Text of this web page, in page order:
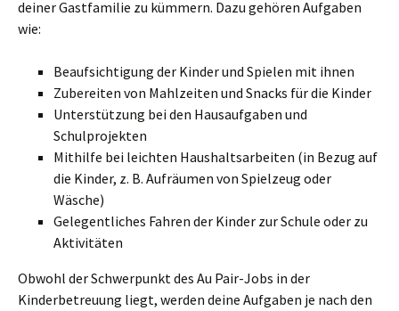
deiner Gastfamilie zu kümmern. Dazu gehören Aufgaben
wie:
Beaufsichtigung der Kinder und Spielen mit ihnen
Zubereiten von Mahlzeiten und Snacks für die Kinder
Unterstützung bei den Hausaufgaben und
Schulprojekten
Mithilfe bei leichten Haushaltsarbeiten (in Bezug auf
die Kinder, z. B. Aufräumen von Spielzeug oder
Wäsche)
Gelegentliches Fahren der Kinder zur Schule oder zu
Aktivitäten
Obwohl der Schwerpunkt des Au Pair-Jobs in der
Kinderbetreuung liegt, werden deine Aufgaben je nach den